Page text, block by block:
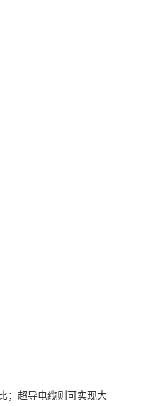
；超导电缆则可实现大